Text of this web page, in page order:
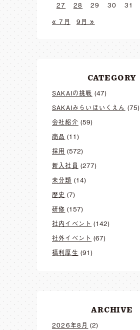
27
28 29 30
31
« 7月
9月 »
CATEGORY
SAKAIの挑戦 (47)
SAKAIみらいほいくえん (75)
会社紹介 (59)
商品 (11)
採用 (572)
新入社員 (277)
未分類 (14)
歴史 (7)
研修 (157)
社内イベント (142)
社外イベント (67)
福利厚生 (91)
ARCHIVE
2026年8月 (2)